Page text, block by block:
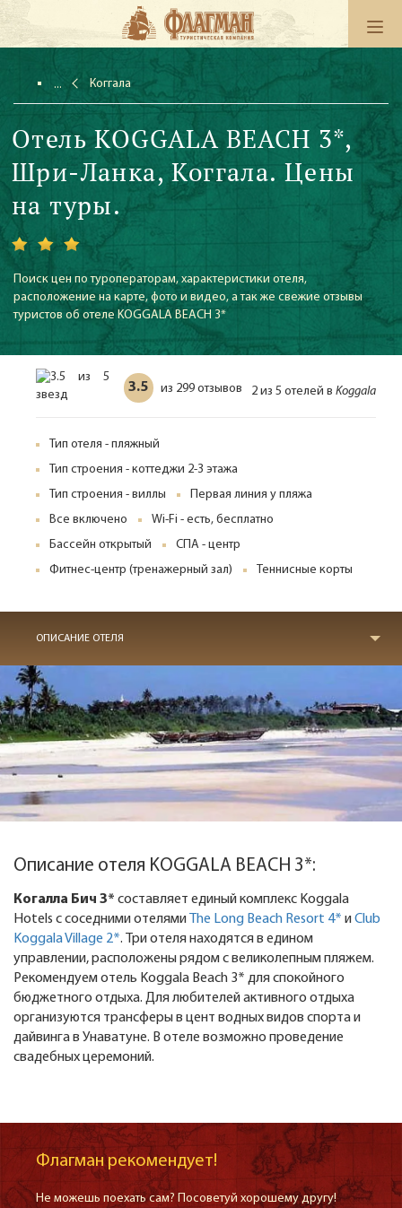
Коггала
Отель KOGGALA BEACH 3*,
Шри-Ланка, Коггала. Цены
на туры.
Поиск цен по туроператорам, характеристики отеля,
расположение на карте, фото и видео, а так же свежие отзывы
туристов об отеле KOGGALA BEACH 3*
3.5 из 299 отзывов 2 из 5 отелей в Koggala
Тип отеля - пляжный
Тип строения - коттеджи 2-3 этажа
Тип строения - виллы
Первая линия у пляжа
Все включено
Wi-Fi - есть, бесплатно
Бассейн открытый
СПА - центр
Фитнес-центр (тренажерный зал)
Теннисные корты
ОПИСАНИЕ ОТЕЛЯ
Описание отеля KOGGALA BEACH 3*:
Когалла Бич 3* составляет единый комплекс Koggala
Hotels с соседними отелями
The Long Beach Resort 4* иClub
Koggala Village 2*. Три отеля находятся в едином
управлении, расположены рядом с великолепным пляжем.
Рекомендуем отель Koggala Beach 3* для спокойного
бюджетного отдыха. Для любителей активного отдыха
организуются трансферы в цент водных видов спорта и
дайвинга в Унаватуне. В отеле возможно проведение
свадебных церемоний.
Флагман рекомендует!
Не можешь поехать сам? Посоветуй хорошему другу!